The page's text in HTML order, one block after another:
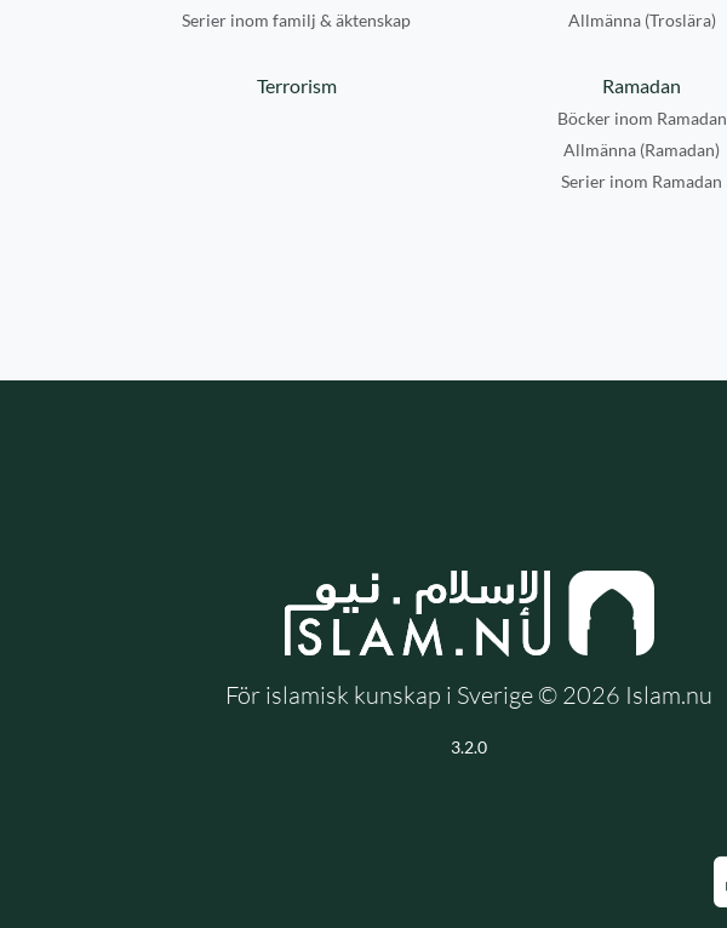
Allmänna (Troslära)
Serier inom familj & äktenskap
Terrorism
Ramadan
Böcker inom Ramadan
Allmänna (Ramadan)
Serier inom Ramadan
För islamisk kunskap i Sverige © 2026 Islam.nu
3.2.0